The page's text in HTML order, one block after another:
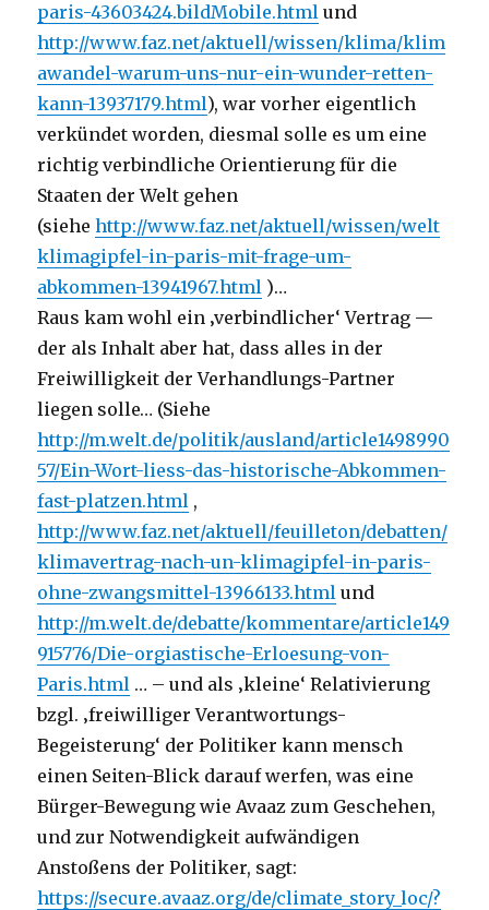
paris-43603424.bildMobile.html und
http://www.faz.net/aktuell/wissen/klima/klim
awandel-warum-uns-nur-ein-wunder-retten-
kann-13937179.html), war vorher eigentlich
verkündet worden, diesmal solle es um eine
richtig verbindliche Orientierung für die
Staaten der Welt gehen
(siehehttp://www.faz.net/aktuell/wissen/welt
klimagipfel-in-paris-mit-frage-um-
abkommen-13941967.html )…
Raus kam wohl ein ‚verbindlicher‘ Vertrag —
der als Inhalt aber hat, dass alles in der
Freiwilligkeit der Verhandlungs-Partner
liegen solle… (Siehe
http://m.welt.de/politik/ausland/article1498990
57/Ein-Wort-liess-das-historische-Abkommen-
fast-platzen.html ,
http://www.faz.net/aktuell/feuilleton/debatten/
klimavertrag-nach-un-klimagipfel-in-paris-
ohne-zwangsmittel-13966133.html und
http://m.welt.de/debatte/kommentare/article149
915776/Die-orgiastische-Erloesung-von-
Paris.html … – und als ‚kleine‘ Relativierung
bzgl. ‚freiwilliger Verantwortungs-
Begeisterung‘ der Politiker kann mensch
einen Seiten-Blick darauf werfen, was eine
Bürger-Bewegung wie Avaaz zum Geschehen,
und zur Notwendigkeit aufwändigen
Anstoßens der Politiker, sagt:
https://secure.avaaz.org/de/climate_story_loc/?